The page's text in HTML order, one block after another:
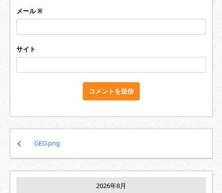
メール※
サイト
ナ
ゲ
GEO.png
2026年8月